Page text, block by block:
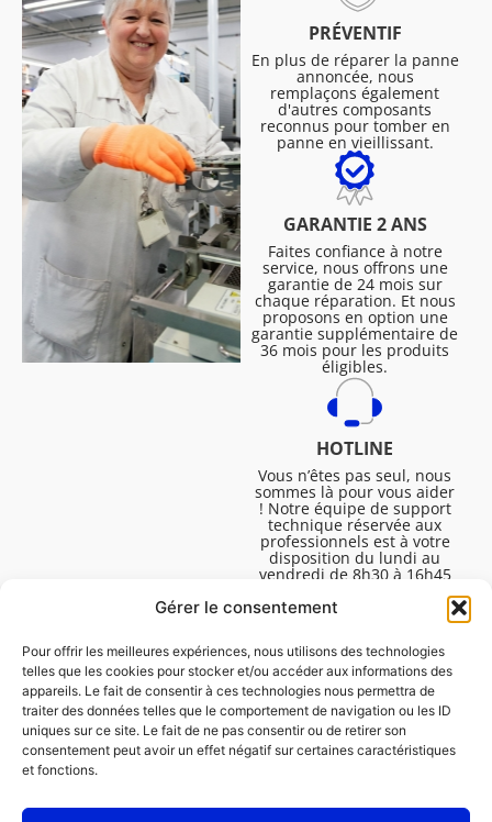
Gérer le consentement
Pour offrir les meilleures expériences, nous utilisons des technologies
telles que les cookies pour stocker et/ou accéder aux informations des
appareils. Le fait de consentir à ces technologies nous permettra de
traiter des données telles que le comportement de navigation ou les ID
uniques sur ce site. Le fait de ne pas consentir ou de retirer son
consentement peut avoir un effet négatif sur certaines caractéristiques
et fonctions.
PRÉVENTIF
En plus de réparer la panne
annoncée, nous
remplaçons également
d'autres composants
reconnus pour tomber en
panne en vieillissant.
GARANTIE 2 ANS
Faites confiance à notre
service, nous offrons une
garantie de 24 mois sur
chaque réparation. Et nous
proposons en option une
garantie supplémentaire de
36 mois pour les produits
éligibles.
HOTLINE
Vous n’êtes pas seul, nous
sommes là pour vous aider
! Notre équipe de support
technique réservée aux
professionnels est à votre
disposition du lundi au
vendredi de 8h30 à 16h45
pour vous aider à résoudre
toutes vos questions